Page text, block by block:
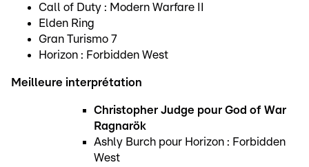
Call of Duty : Modern Warfare II
Elden Ring
Gran Turismo 7
Horizon : Forbidden West
Meilleure interprétation
Christopher Judge pour God of War
Ragnarök
Ashly Burch pour Horizon : Forbidden
West